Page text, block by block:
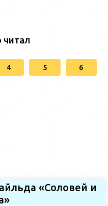
читал
4 5 6
«Соловей и